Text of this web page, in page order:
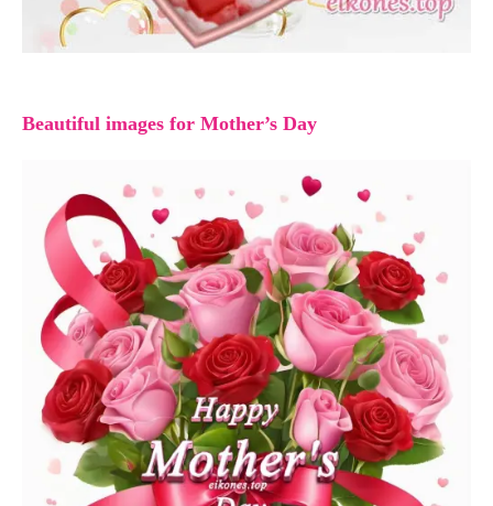
Beautiful images for Mother’s Day